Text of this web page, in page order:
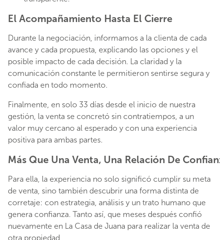
El Acompañamiento Hasta El Cierre
Durante la negociación, informamos a la clienta de cada
avance y cada propuesta, explicando las opciones y el
posible impacto de cada decisión. La claridad y la
comunicación constante le permitieron sentirse segura y
confiada en todo momento.
Finalmente, en solo 33 días desde el inicio de nuestra
gestión, la venta se concretó sin contratiempos, a un
valor muy cercano al esperado y con una experiencia
positiva para ambas partes.
Más Que Una Venta, Una Relación De
Para ella, la experiencia no solo significó cumplir su meta
de venta, sino también descubrir una forma distinta de
corretaje: con estrategia, análisis y un trato humano que
genera confianza. Tanto así, que meses después confió
nuevamente en La Casa de Juana para realizar la venta de
otra propiedad